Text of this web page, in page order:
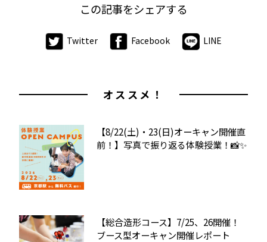
この記事をシェアする
Twitter Facebook LINE
オススメ！
【8/22(土)・23(日)オーキャン開催直
前！】写真で振り返る体験授業！📸✨
【総合造形コース】7/25、26開催！
ブース型オーキャン開催レポート